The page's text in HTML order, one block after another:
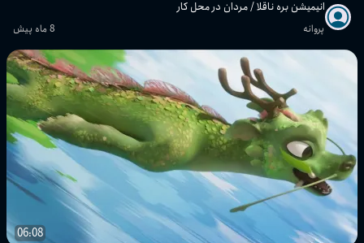
انیمیشن بره ناقلا / مردان در محل کار
پروانه 8 ماه پیش
06:08